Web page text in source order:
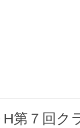
第７回ク